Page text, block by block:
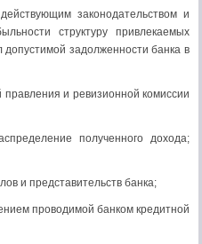
законодательством и
структуру привлекаемых
задолженности банка в
и ревизионной комиссии
полученного дохода;
и представительств банка;
проводимой банком кредитной